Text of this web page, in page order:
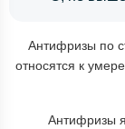
Антифризы по
относятся к
Антифризы